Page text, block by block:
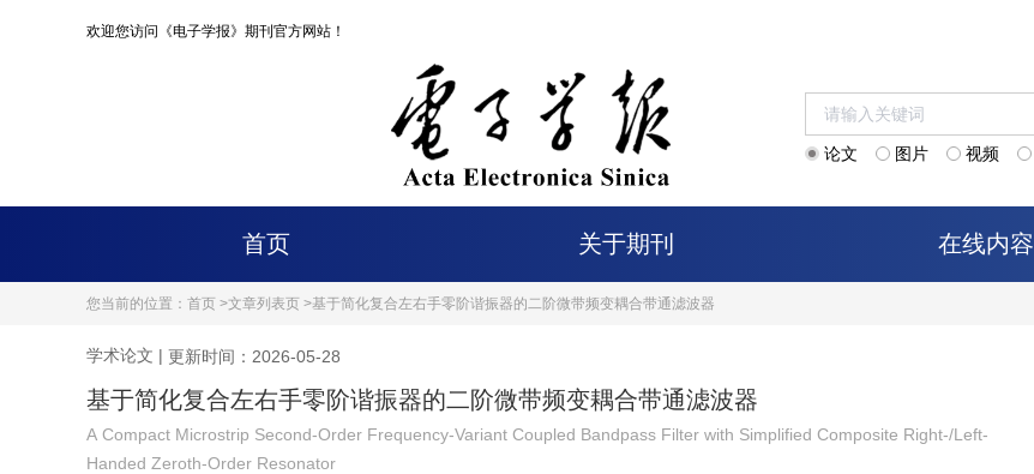
欢迎您访问《电子学报》期刊官方网站！
论文 图片 视频
首页 关于期刊 在线内容
您当前的位置： 首页 >文章列表页 >基于简化复合左右手零阶谐振器的二阶微带频变耦合带通滤波器
学术论文 | 更新时间：2026-05-28
基于简化复合左右手零阶谐振器的二阶微带频变耦合带通滤波器
A Compact Microstrip Second-Order Frequency-Variant Coupled Bandpass Filter with Simplified Composite Right-/Left-
Handed Zeroth-Order Resonator